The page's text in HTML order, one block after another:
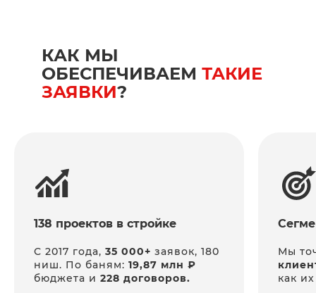
КАК МЫ
ОБЕСПЕЧИВАЕМ ТАКИЕ
ЗАЯВКИ?
138 проектов в стройке
С 2017 года, 35 000+ заявок, 180
ниш. По баням: 19,87 млн ₽
бюджета и 228 договоров.
Мы
как